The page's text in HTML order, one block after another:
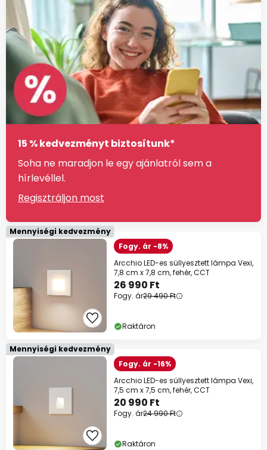
15 % kedvezményt biztosítunk*
Soha ne maradjon le egy ajánlatról sem a
hírlevéllel.
Regisztráljon most
Mennyiségi kedvezmény
Fogy. ár -8%
Arcchio LED-es süllyesztett lámpa Vexi,
7,8 cm x 7,8 cm, fehér, CCT
26 990 Ft
Fogy. ár29 490 Ft
Raktáron
Mennyiségi kedvezmény
Fogy. ár -16%
Arcchio LED-es süllyesztett lámpa Vexi,
7,5 cm x 7,5 cm, fehér, CCT
20 990 Ft
Fogy. ár24 990 Ft
Raktáron